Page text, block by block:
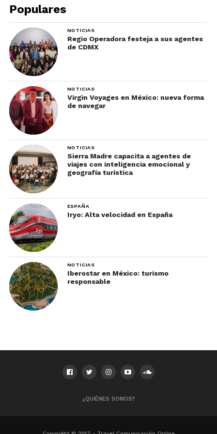
Para más información y poder acceder a los
Catálogos de Bodas Tradicionales, visita
enlace.
Suscríbete en
mejores recomendaciones de destinos,
atracciones y productos turísticos.
Populares
NOTICIAS
Regio Operadora festeja a sus agentes
de CDMX
NOTICIAS
Virgin Voyages en México: nueva forma
de navegar
NOTICIAS
Sierra Madre capacita a agentes de
viajes con inteligencia emocional y
geografía turística
ESPAÑA
Iryo: Alta velocidad en España
NOTICIAS
Iberostar en México: turismo
responsable
¿QUIÉNES SOMOS?